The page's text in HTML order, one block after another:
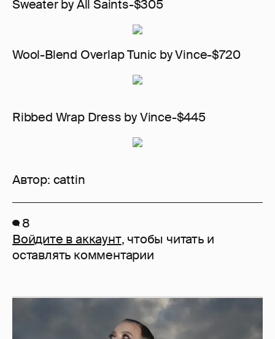
Sweater by All Saints-$305
Wool-Blend Overlap Tunic by Vince-$720
Ribbed Wrap Dress by Vince-$445
Автор: cattin
8
Войдите в аккаунт, чтобы читать и
оставлять комментарии